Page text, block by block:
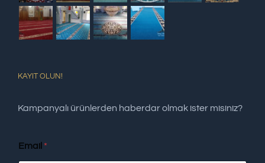
KAYIT OLUN!
Kampanyalı ürünlerden haberdar olmak ister misiniz?
Email *